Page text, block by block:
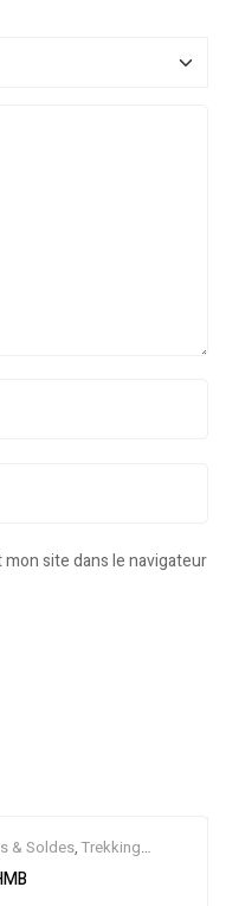
site dans le navigateur
& Soldes, Trekking